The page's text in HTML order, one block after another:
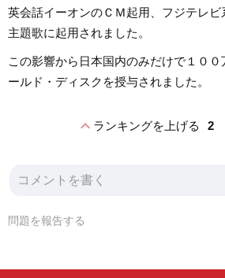
英会話イーオンのＣＭ起用、フジテレ
主題歌に起用されました。
この影響から日本国内のみだけで１０
ールド・ディスクを授与されました。
expand_lessランキングを上げる 2
問題を報告する